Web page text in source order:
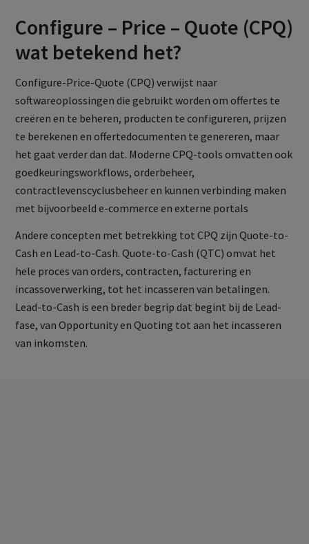
Configure – Price – Quote (CPQ)
wat betekend het?
Configure-Price-Quote (CPQ) verwijst naar
softwareoplossingen die gebruikt worden om offertes te
creëren en te beheren, producten te configureren, prijzen
te berekenen en offertedocumenten te genereren, maar
het gaat verder dan dat. Moderne CPQ-tools omvatten ook
goedkeuringsworkflows, orderbeheer,
contractlevenscyclusbeheer en kunnen verbinding maken
met bijvoorbeeld e-commerce en externe portals
Andere concepten met betrekking tot CPQ zijn Quote-to-
Cash en Lead-to-Cash. Quote-to-Cash (QTC) omvat het
hele proces van orders, contracten, facturering en
incassoverwerking, tot het incasseren van betalingen.
Lead-to-Cash is een breder begrip dat begint bij de Lead-
fase, van Opportunity en Quoting tot aan het incasseren
van inkomsten.